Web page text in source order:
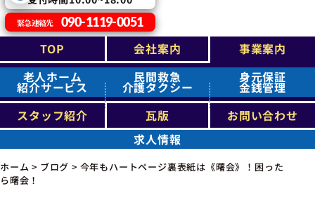
緊急連絡先 090-1119-0051
TOP 会社案内
事業案内
老人ホーム
紹介サービス
民間救急
介護タクシー
身元保証
金銭管理
スタッフ紹介
瓦版
お問い合わせ
求人情報
ホーム > ブログ > 今年もハートページ裏表紙は《曙会》！困った
ら曙会！